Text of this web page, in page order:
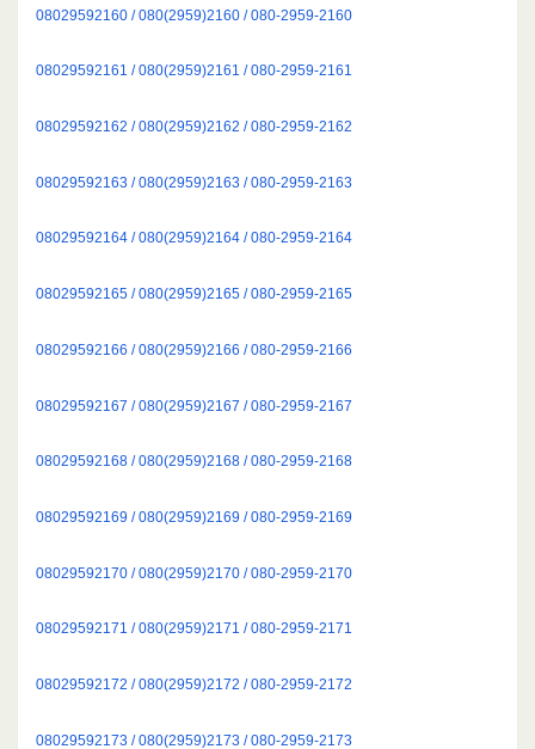
08029592160 / 080(2959)2160 / 080-2959-2160
08029592161 / 080(2959)2161 / 080-2959-2161
08029592162 / 080(2959)2162 / 080-2959-2162
08029592163 / 080(2959)2163 / 080-2959-2163
08029592164 / 080(2959)2164 / 080-2959-2164
08029592165 / 080(2959)2165 / 080-2959-2165
08029592166 / 080(2959)2166 / 080-2959-2166
08029592167 / 080(2959)2167 / 080-2959-2167
08029592168 / 080(2959)2168 / 080-2959-2168
08029592169 / 080(2959)2169 / 080-2959-2169
08029592170 / 080(2959)2170 / 080-2959-2170
08029592171 / 080(2959)2171 / 080-2959-2171
08029592172 / 080(2959)2172 / 080-2959-2172
08029592173 / 080(2959)2173 / 080-2959-2173